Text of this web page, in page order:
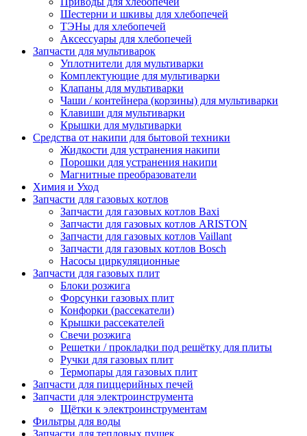
Шестерни и шкивы для хлебопечей
ТЭНы для хлебопечей
Аксессуары для хлебопечей
Запчасти для мультиварок
Уплотнители для мультиварки
Комплектующие для мультиварки
Клапаны для мультиварки
Чаши / контейнера (корзины) для мультиварки
Клавиши для мультиварки
Крышки для мультиварки
Средства от накипи для бытовой техники
Жидкости для устранения накипи
Порошки для устранения накипи
Магнитные преобразователи
Химия и Уход
Запчасти для газовых котлов
Запчасти для газовых котлов Baxi
Запчасти для газовых котлов ARISTON
Запчасти для газовых котлов Vaillant
Запчасти для газовых котлов Bosch
Насосы циркуляционные
Запчасти для газовых плит
Блоки розжига
Форсунки газовых плит
Конфорки (рассекатели)
Крышки рассекателей
Свечи розжига
Решетки / прокладки под решётку для плиты
Ручки для газовых плит
Термопары для газовых плит
Запчасти для пиццерийных печей
Запчасти для электроинструмента
Щётки к электроинструментам
Фильтры для воды